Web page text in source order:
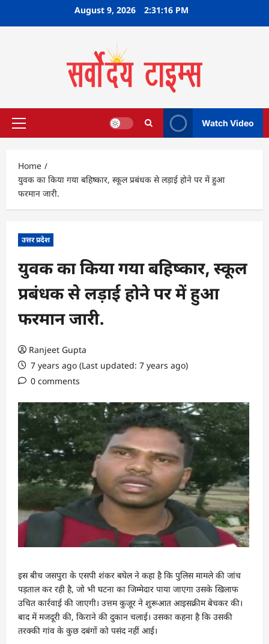
August 9, 2026 2:31:17 PM
Primary
Watch Video
Home
युवक का किया गया बहिष्‍कार, स्कूल प्रबंधक से लड़ाई होने पर में हुआ
फरमान जारी.
उत्तर प्रदेश
युवक का किया गया बहिष्‍कार, स्कूल
प्रबंधक से लड़ाई होने पर में हुआ
फरमान जारी.
Ranjeet Gupta
7 years ago (Last updated: 7 years ago)
0 comments
इस बीच जसपुरा के एसपी शंकर बघेल ने कहा है कि पुलिस मामले की जांच
पड़ताल कर रही है, जो भी घटना का जिम्‍मेदार पाया जाएगा उसके खिलाफ
उचित कार्रवाई की जाएगी। उत्तम कुजूर ने शुरूआत आइसक्रीम बेचकर की।
बाद में मजदूरी की, किराने की दुकान चलाई। उसका कहना है कि उसकी
तरक्की गांव के कुछ दबंगों को पसंद नहीं आई।